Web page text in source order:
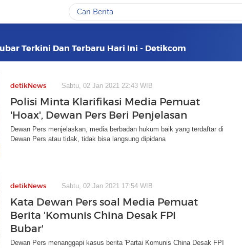
Terkini Dan Terbaru Hari Ini - Detikcom
detikNews Sabtu, 02 Jan 2021 22:43 WIB
Polisi Minta Klarifikasi Media Pemuat
'Hoax', Dewan Pers Beri Penjelasan
Dewan Pers menjelaskan, media berbadan hukum baik yang terdaftar di
Dewan Pers atau tidak, tidak bisa langsung dipidana
detikNews Sabtu, 02 Jan 2021 17:54 WIB
Kata Dewan Pers soal Media Pemuat
Berita 'Komunis China Desak FPI
Bubar'
Dewan Pers menanggapi kasus berita 'Partai Komunis China Desak FPI